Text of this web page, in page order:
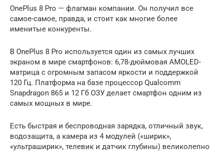
OnePlus 8 Pro — флагман компании. Он получил все
самое-самое, правда, и стоит как многие более
именитые конкуренты.
В OnePlus 8 Pro используется один из самых лучших
экраном в мире смартфонов: 6,78-дюймовая AMOLED-
матрица с огромным запасом яркости и поддержкой
120 Гц. Платформа на базе процессор Qualcomm
Snapdragon 865 и 12 Гб ОЗУ делает смартфон одним из
самых мощных в мире.
Есть быстрая и беспроводная зарядка, отличный звук,
водозащита, а камера из 4 модулей («ширик»,
«ультраширик», телевик и датчик глубины) великолепно